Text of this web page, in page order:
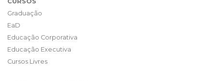
Graduação
EaD
Educação Corporativa
Educação Executiva
Cursos Livres